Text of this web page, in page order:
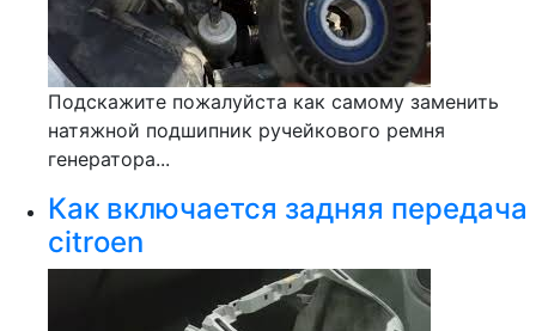
Подскажите пожалуйста как самому заменить
натяжной подшипник ручейкового ремня
генератора...
Как включается задняя передача
citroen